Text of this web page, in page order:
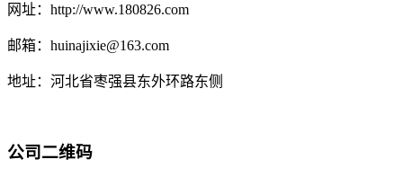
网址：http://www.180826.com
邮箱：huinajixie@163.com
地址：河北省枣强县东外环路东侧
公司二维码